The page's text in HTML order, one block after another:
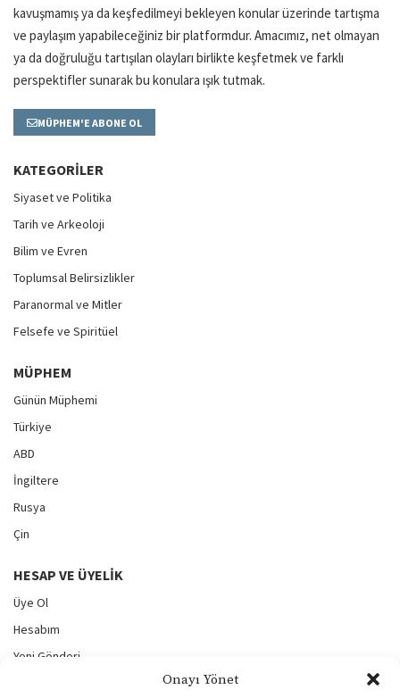
Onayı Yönet
kavuşmamış ya da keşfedilmeyi bekleyen konular üzerinde tartışma
ve paylaşım yapabileceğiniz bir platformdur. Amacımız, net olmayan
ya da doğruluğu tartışılan olayları birlikte keşfetmek ve farklı
perspektifler sunarak bu konulara ışık tutmak.
MÜPHEM'E ABONE OL
KATEGORILER
Siyaset ve Politika
Tarih ve Arkeoloji
Bilim ve Evren
Toplumsal Belirsizlikler
Paranormal ve Mitler
Felsefe ve Spiritüel
MÜPHEM
Günün Müphemi
Türkiye
ABD
İngiltere
Rusya
Çin
HESAP VE ÜYELIK
Üye Ol
Hesabım
Yeni Gönderi